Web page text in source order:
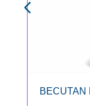
BECUTAN